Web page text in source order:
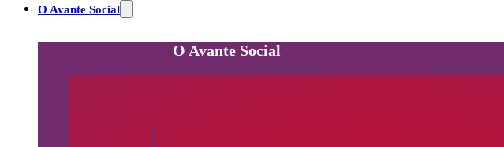
O Avante Social
O Avante Social